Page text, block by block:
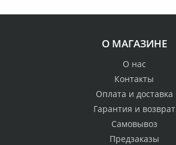
О МАГАЗИНЕ
О нас
Контакты
Оплата и доставка
Гарантия и возврат
Самовывоз
Предзаказы